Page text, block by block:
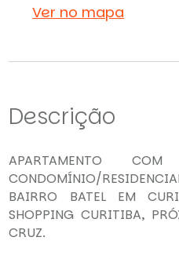
Ver no mapa
Descrição
APARTAMENTO
CONDOMÍNIO/
BAIRRO BATEL EM
SHOPPING CURITIBA,
CRUZ.